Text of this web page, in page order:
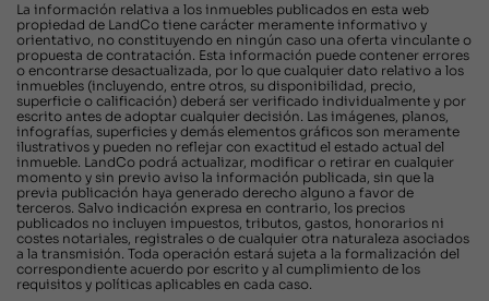
La información relativa a los inmuebles publicados en esta web
propiedad de LandCo tiene carácter meramente informativo y
orientativo, no constituyendo en ningún caso una oferta vinculante o
propuesta de contratación. Esta información puede contener errores
o encontrarse desactualizada, por lo que cualquier dato relativo a los
inmuebles (incluyendo, entre otros, su disponibilidad, precio,
superficie o calificación) deberá ser verificado individualmente y por
escrito antes de adoptar cualquier decisión. Las imágenes, planos,
infografías, superficies y demás elementos gráficos son meramente
ilustrativos y pueden no reflejar con exactitud el estado actual del
inmueble. LandCo podrá actualizar, modificar o retirar en cualquier
momento y sin previo aviso la información publicada, sin que la
previa publicación haya generado derecho alguno a favor de
terceros. Salvo indicación expresa en contrario, los precios
publicados no incluyen impuestos, tributos, gastos, honorarios ni
costes notariales, registrales o de cualquier otra naturaleza asociados
a la transmisión. Toda operación estará sujeta a la formalización del
correspondiente acuerdo por escrito y al cumplimiento de los
requisitos y políticas aplicables en cada caso.